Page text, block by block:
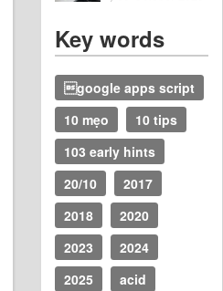
Key words
google apps script
10 mẹo
10 tips
103 early hints
20/10
2017
2018
2020
2023
2024
2025
acid